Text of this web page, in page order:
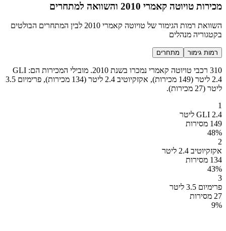
מכירות טויוטה קאמרי 2010 והשוואה למתחרים
השוואת רמות הגימור של טויוטה קאמרי 2010 לבין המתחרים הבולטים
בקטגוריה מנהלים
רמות גימור מתחרים
310 רכבי טויוטה קאמרי נמכרו בשנת 2010. מובילי המכירות הם: GLI
2.4 ליטר (149 מכירות), אקזקיוטיב 2.4 ליטר (134 מכירות), פרימיום 3.5
ליטר (27 מכירות).
1
GLI 2.4 ליטר
149 מסירות
48%
2
אקזקיוטיב 2.4 ליטר
134 מסירות
43%
3
פרימיום 3.5 ליטר
27 מסירות
9%